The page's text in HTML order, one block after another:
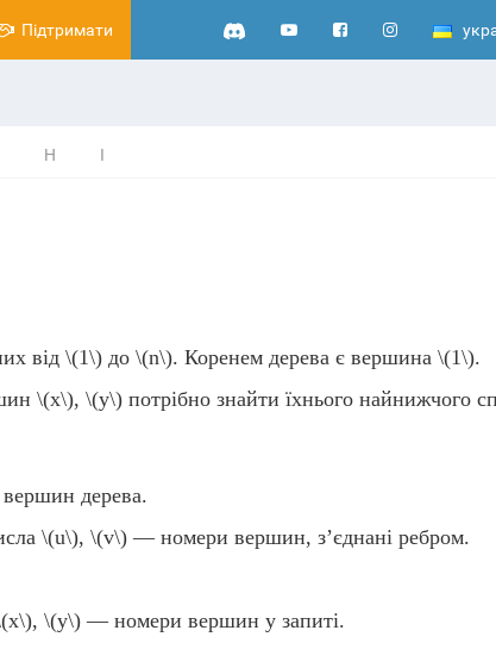
Підтримати
H I
від \(1\) до \(n\). Коренем дерева є вершина \(1\).
\(x\), \(y\) потрібно знайти їхнього найнижчого
дерева.
\(u\), \(v\) — номери вершин, з’єднані ребром.
, \(y\) — номери вершин у запиті.